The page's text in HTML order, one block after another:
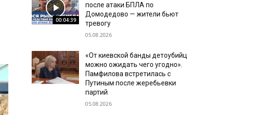
00:04:39
после атаки БПЛА по
Домодедово — жители бьют
тревогу
05.08.2026
«От киевской банды детоубийц
можно ожидать чего угодно».
Памфилова встретилась с
Путиным после жеребьевки
партий
05.08.2026